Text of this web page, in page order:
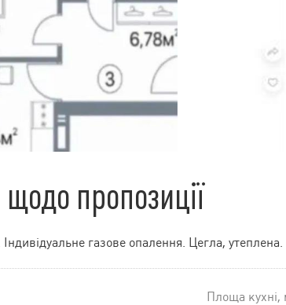
пропозиції
Індивідуальне газове опалення. Цегла,
Площа кухні,